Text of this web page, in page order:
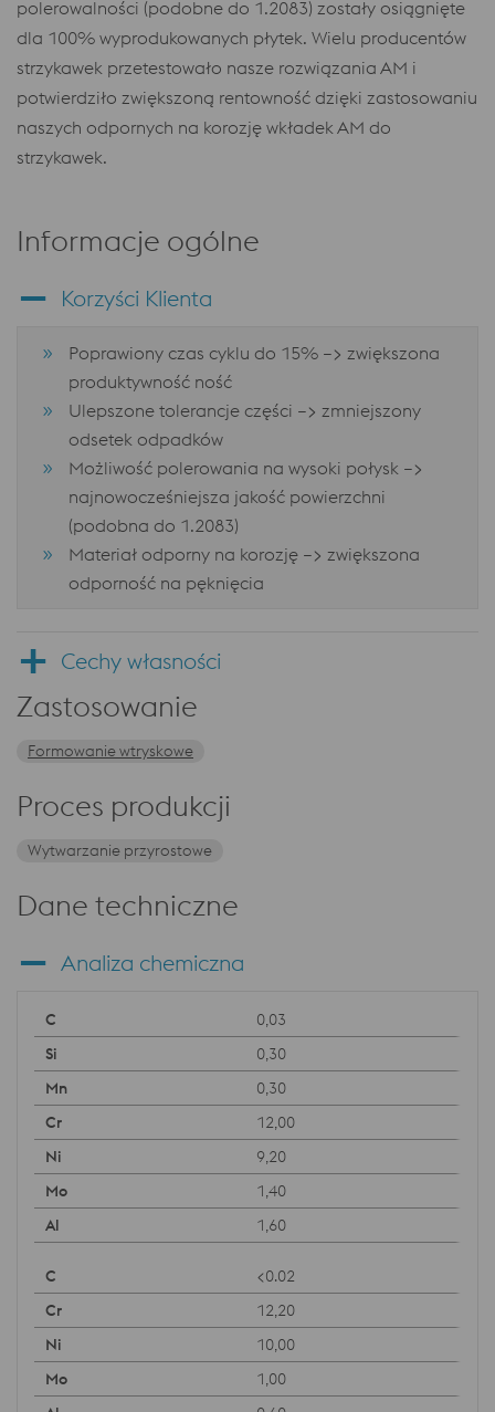
polerowalności (podobne do 1.2083) zostały osiągnięte
dla 100% wyprodukowanych płytek. Wielu producentów
strzykawek przetestowało nasze rozwiązania AM i
potwierdziło zwiększoną rentowność dzięki zastosowaniu
naszych odpornych na korozję wkładek AM do
strzykawek.
Informacje ogólne
Korzyści Klienta
Poprawiony czas cyklu do 15% –> zwiększona
produktywność ność
Ulepszone tolerancje części –> zmniejszony
odsetek odpadków
Możliwość polerowania na wysoki połysk –>
najnowocześniejsza jakość powierzchni
(podobna do 1.2083)
Materiał odporny na korozję –> zwiększona
odporność na pęknięcia
Cechy własności
Zastosowanie
Formowanie wtryskowe
Proces produkcji
Wytwarzanie przyrostowe
Dane techniczne
Analiza chemiczna
0,03
0,30
0,30
12,00
9,20
1,40
1,60
<0.02
12,20
10,00
1,00